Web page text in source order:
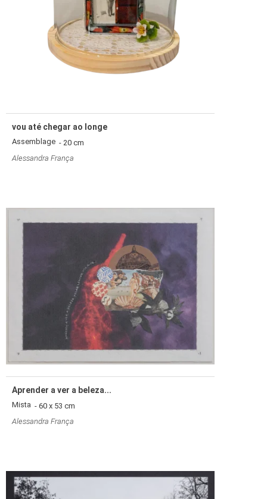
vou até chegar ao longe
Assemblage - 20 cm
Alessandra França
Aprender a ver a beleza...
Mista - 60 x 53 cm
Alessandra França